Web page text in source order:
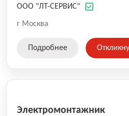
более 2 000 лифтов и
делаем все возможное для
ООО "ЛТ-СЕРВИС"
г Москва
Подробнее
Электромонтажник